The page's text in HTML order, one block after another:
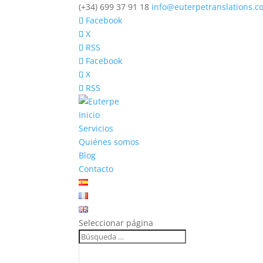
(+34) 699 37 91 18
Facebook
X
RSS
Facebook
X
RSS
Inicio
Servicios
Quiénes somos
Blog
Contacto
Seleccionar página